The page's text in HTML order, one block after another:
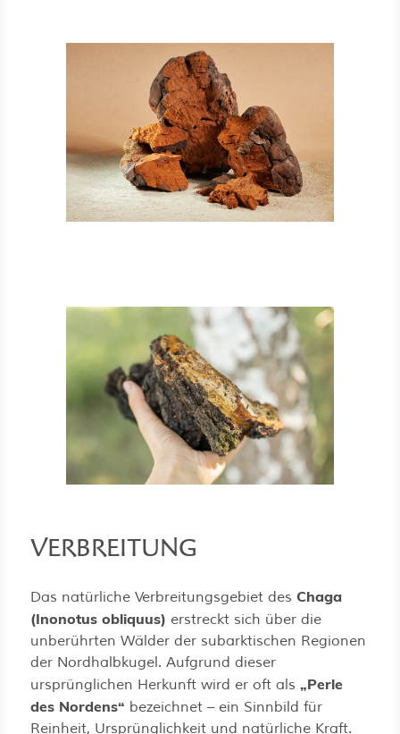
VERBREITUNG
Das natürliche Verbreitungsgebiet des Chaga
(Inonotus obliquus) erstreckt sich über die
unberührten Wälder der subarktischen Regionen
der Nordhalbkugel. Aufgrund dieser
ursprünglichen Herkunft wird er oft als „Perle
des Nordens“ bezeichnet – ein Sinnbild für
Reinheit, Ursprünglichkeit und natürliche Kraft.